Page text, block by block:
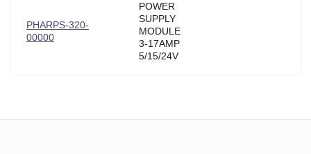
PHARPS-320-
00000
POWER
SUPPLY
MODULE
3-17AMP
5/15/24V